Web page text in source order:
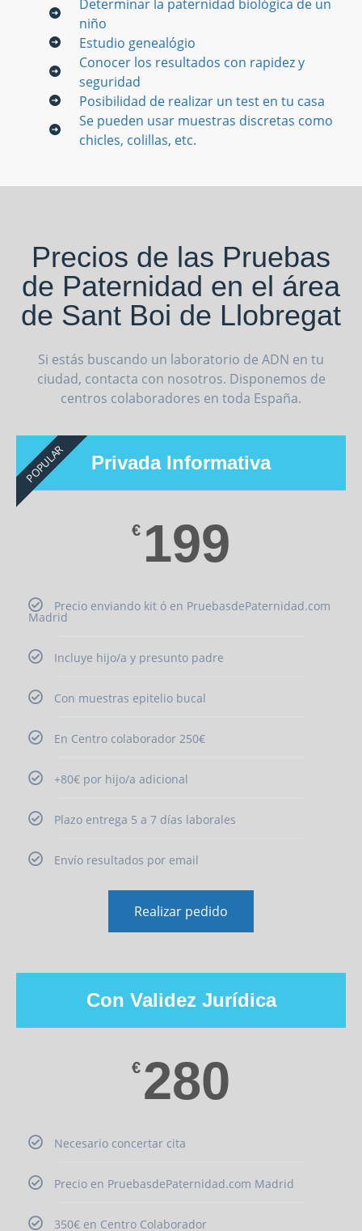
Determinar la paternidad biológica de un
niño
Estudio genealógio
Conocer los resultados con rapidez y
seguridad
Posibilidad de realizar un test en tu casa
Se pueden usar muestras discretas como
chicles, colillas, etc.
Precios de las Pruebas
de Paternidad en el área
de Sant Boi de Llobregat
Si estás buscando un laboratorio de ADN en tu
ciudad, contacta con nosotros. Disponemos de
centros colaboradores en toda España.
Privada Informativa
€ 199
Precio enviando kit ó en PruebasdePaternidad.com
Madrid
Incluye hijo/a y presunto padre
Con muestras epitelio bucal
En Centro colaborador 250€
+80€ por hijo/a adicional
Plazo entrega 5 a 7 días laborales
Envío resultados por email
Realizar pedido
POPULAR
Con Validez Jurídica
€ 280
Necesario concertar cita
Precio en PruebasdePaternidad.com Madrid
350€ en Centro Colaborador